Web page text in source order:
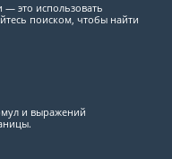
— это использовать
поиском, чтобы найти
и выражений